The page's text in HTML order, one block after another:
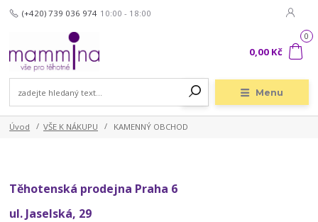
Menu
(+420) 739 036 974 10:00 - 18:00
0
0,00 Kč
Úvod VŠE K NÁKUPU KAMENNÝ OBCHOD
Těhotenská prodejna Praha 6
ul. Jaselská, 29